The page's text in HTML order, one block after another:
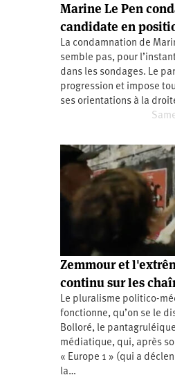
Commerce
Hôpitaux
SNCF
publics
Féminisme
LGBTI
Éducation
Santé
Vidéos
mon
département
Marine Le Pen
candidate en
La condamnation de
semble pas, pour
dans les sondages. Le
progression et impose
ses orientations à la
Zemmour et
continu sur les
Le pluralisme politico-
fonctionne, qu’on se le
Bolloré, le
médiatique, qui, après
« Europe 1 » (qui a
la…